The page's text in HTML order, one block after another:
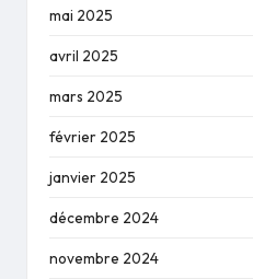
mai 2025
avril 2025
mars 2025
février 2025
janvier 2025
décembre 2024
novembre 2024